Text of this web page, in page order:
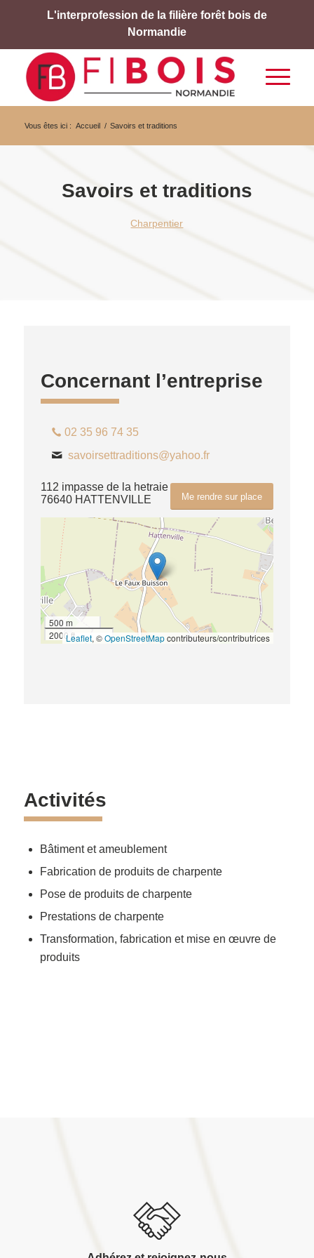
L'interprofession de la filière forêt bois de
Normandie
Vous êtes ici : Accueil / Savoirs et traditions
Savoirs et traditions
Charpentier
Concernant l’entreprise
02 35 96 74 35
savoirsettraditions@yahoo.fr
Me rendre sur place
112 impasse de la hetraie
76640 HATTENVILLE
500 m
2000 ftLeaflet, ©OpenStreetMapcontributeurs/contributrices
Activités
Bâtiment et ameublement
Fabrication de produits de charpente
Pose de produits de charpente
Prestations de charpente
Transformation, fabrication et mise en œuvre de
produits